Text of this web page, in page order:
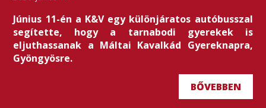
Június 11-én a K&V egy különjáratos autóbusszal
segítette, hogy a tarnabodi gyerekek is
eljuthassanak a Máltai Kavalkád Gyereknapra,
Gyöngyösre.
BŐVEBBEN